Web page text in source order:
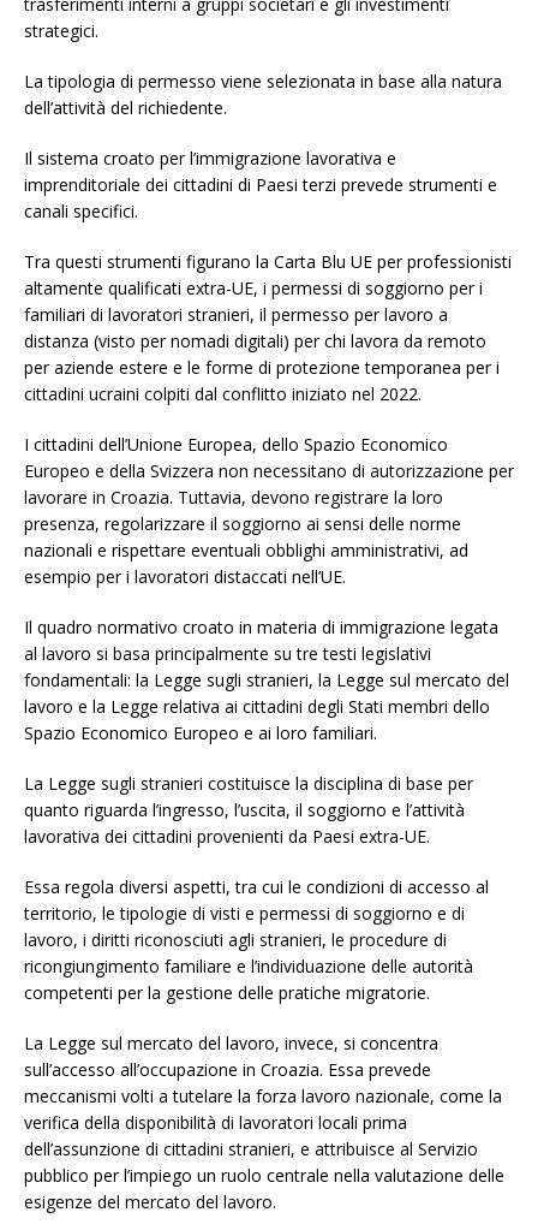
strategici.
La tipologia di permesso viene selezionata in base alla natura
dell’attività del richiedente.
Il sistema croato per l’immigrazione lavorativa e
imprenditoriale dei cittadini di Paesi terzi prevede strumenti e
canali specifici.
Tra questi strumenti figurano la Carta Blu UE per professionisti
altamente qualificati extra-UE, i permessi di soggiorno per i
familiari di lavoratori stranieri, il permesso per lavoro a
distanza (visto per nomadi digitali) per chi lavora da remoto
per aziende estere e le forme di protezione temporanea per i
cittadini ucraini colpiti dal conflitto iniziato nel 2022.
I cittadini dell’Unione Europea, dello Spazio Economico
Europeo e della Svizzera non necessitano di autorizzazione per
lavorare in Croazia. Tuttavia, devono registrare la loro
presenza, regolarizzare il soggiorno ai sensi delle norme
nazionali e rispettare eventuali obblighi amministrativi, ad
esempio per i lavoratori distaccati nell’UE.
Il quadro normativo croato in materia di immigrazione legata
al lavoro si basa principalmente su tre testi legislativi
fondamentali: la Legge sugli stranieri, la Legge sul mercato del
lavoro e la Legge relativa ai cittadini degli Stati membri dello
Spazio Economico Europeo e ai loro familiari.
La Legge sugli stranieri costituisce la disciplina di base per
quanto riguarda l’ingresso, l’uscita, il soggiorno e l’attività
lavorativa dei cittadini provenienti da Paesi extra-UE.
Essa regola diversi aspetti, tra cui le condizioni di accesso al
territorio, le tipologie di visti e permessi di soggiorno e di
lavoro, i diritti riconosciuti agli stranieri, le procedure di
ricongiungimento familiare e l’individuazione delle autorità
competenti per la gestione delle pratiche migratorie.
La Legge sul mercato del lavoro, invece, si concentra
sull’accesso all’occupazione in Croazia. Essa prevede
meccanismi volti a tutelare la forza lavoro nazionale, come la
verifica della disponibilità di lavoratori locali prima
dell’assunzione di cittadini stranieri, e attribuisce al Servizio
pubblico per l’impiego un ruolo centrale nella valutazione delle
esigenze del mercato del lavoro.